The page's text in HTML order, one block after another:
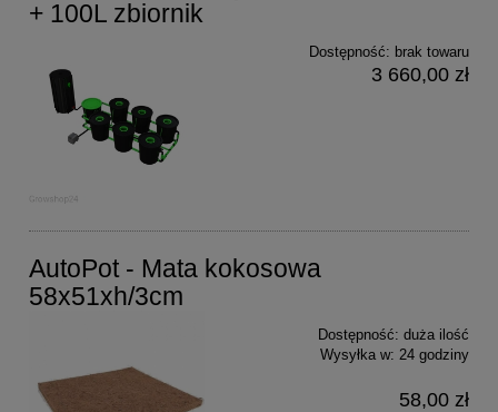
+ 100L zbiornik
Dostępność: brak towaru
3 660,00 zł
AutoPot - Mata kokosowa
58x51xh/3cm
Dostępność: duża ilość
Wysyłka w: 24 godziny
58,00 zł